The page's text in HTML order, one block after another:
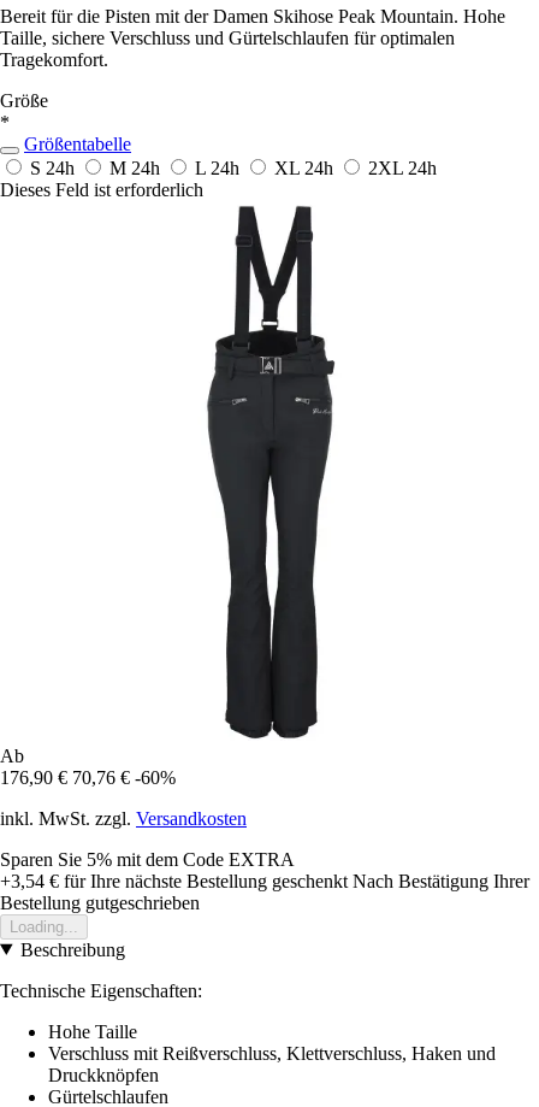
Bereit für die Pisten mit der Damen Skihose Peak Mountain. Hohe
Taille, sichere Verschluss und Gürtelschlaufen für optimalen
Tragekomfort.
Größe
*
Größentabelle
S 24h M 24h L 24h XL 24h 2XL 24h
Dieses Feld ist erforderlich
Ab
176,90 € 70,76 € -60%
inkl. MwSt. zzgl. Versandkosten
Sparen Sie 5% mit dem Code EXTRA
+3,54 € für Ihre nächste Bestellung geschenkt Nach Bestätigung Ihrer
Bestellung gutgeschrieben
Loading...
Beschreibung
Technische Eigenschaften:
Hohe Taille
Verschluss mit Reißverschluss, Klettverschluss, Haken und
Druckknöpfen
Gürtelschlaufen